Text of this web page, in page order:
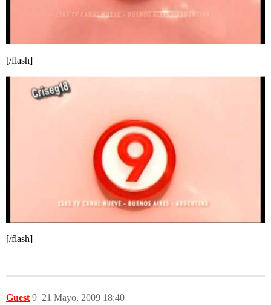
[/flash]
[/flash]
Guest 21 Mayo, 2009 18:40
9